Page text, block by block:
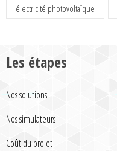
électricité photovoltaïque
Les étapes
Nos solutions
Nos simulateurs
Coût du projet